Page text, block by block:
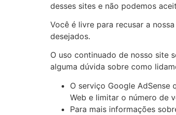
desses sites e não podemos
Você é livre para recusar a
desejados.
O uso continuado de nosso site
alguma dúvida sobre como
O serviço Google AdSense
Web e limitar o número de
Para mais informações